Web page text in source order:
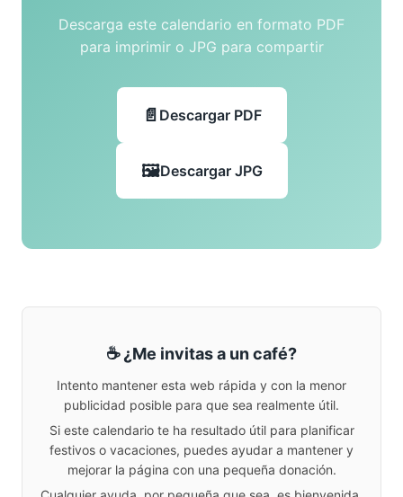
Descarga este calendario en formato PDF
para imprimir o JPG para compartir
Descargar PDF
Descargar JPG
☕ ¿Me invitas a un café?
Intento mantener esta web rápida y con la menor
publicidad posible para que sea realmente útil.
Si este calendario te ha resultado útil para planificar
festivos o vacaciones, puedes ayudar a mantener y
mejorar la página con una pequeña donación.